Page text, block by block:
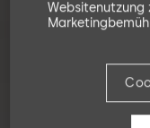
Websitenutzung